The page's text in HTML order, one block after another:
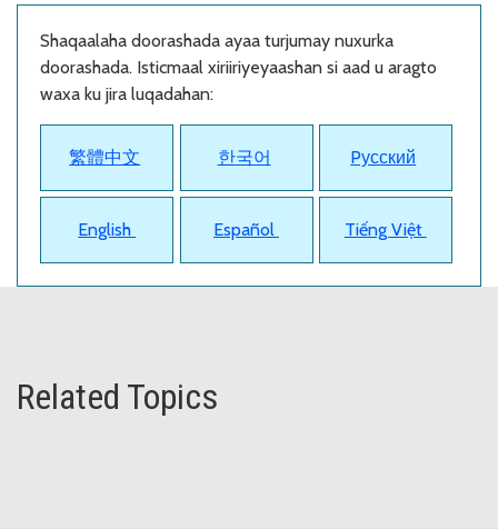
Shaqaalaha doorashada ayaa turjumay nuxurka
doorashada. Isticmaal xiriiriyeyaashan si aad u aragto
waxa ku jira luqadahan:
繁體中文 한국어 Pусский
English Español Tiếng Việt
Related Topics